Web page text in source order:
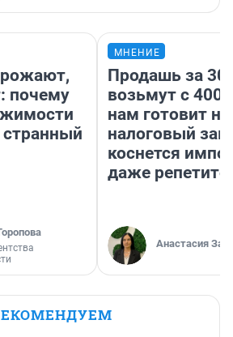
почему
странный
МНЕНИЕ
Продашь за
возьмут с
нам готовит
налоговый
коснется
даже
Анастасия